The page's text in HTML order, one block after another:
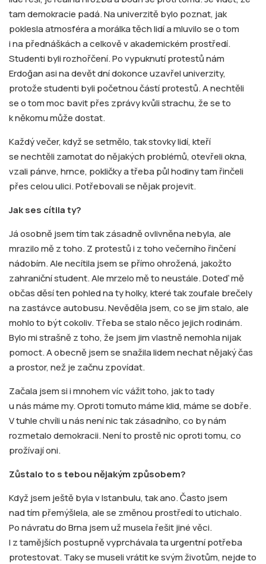
tam demokracie padá. Na univerzitě bylo poznat, jak
poklesla atmosféra a morálka těch lidí a mluvilo se o tom
i na přednáškách a celkově v akademickém prostředí.
Studenti byli rozhořčení. Po vypuknutí protestů nám
Erdoğan asi na devět dní dokonce uzavřel univerzity,
protože studenti byli početnou částí protestů. A nechtěli
se o tom moc bavit přes zprávy kvůli strachu, že se to
k někomu může dostat.
Každý večer, když se setmělo, tak stovky lidí, kteří
se nechtěli zamotat do nějakých problémů, otevřeli okna,
vzali pánve, hrnce, pokličky a třeba půl hodiny tam řinčeli
přes celou ulici. Potřebovali se nějak projevit.
Jak ses cítila ty?
Já osobně jsem tím tak zásadně ovlivněna nebyla, ale
mrazilo mě z toho. Z protestů i z toho večerního řinčení
nádobím. Ale necítila jsem se přímo ohrožená, jakožto
zahraniční student. Ale mrzelo mě to neustále. Doteď mě
občas děsí ten pohled na ty holky, které tak zoufale brečely
na zastávce autobusu. Nevěděla jsem, co se jim stalo, ale
mohlo to být cokoliv. Třeba se stalo něco jejich rodinám.
Bylo mi strašně z toho, že jsem jim vlastně nemohla nijak
pomoct. A obecně jsem se snažila lidem nechat nějaký čas
a prostor, než je začnu zpovídat.
Začala jsem si i mnohem víc vážit toho, jak to tady
u nás máme my. Oproti tomuto máme klid, máme se dobře.
V tuhle chvíli u nás není nic tak zásadního, co by nám
rozmetalo demokracii. Není to prostě nic oproti tomu, co
prožívají oni.
Zůstalo to s tebou nějakým způsobem?
Když jsem ještě byla v Istanbulu, tak ano. Často jsem
nad tím přemýšlela, ale se změnou prostředí to utichalo.
Po návratu do Brna jsem už musela řešit jiné věci.
I z tamějších postupně vyprchávala ta urgentní potřeba
protestovat. Taky se museli vrátit ke svým životům, nejde to